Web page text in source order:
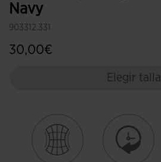
Navy
903312.331
30,00€
Elegir talla